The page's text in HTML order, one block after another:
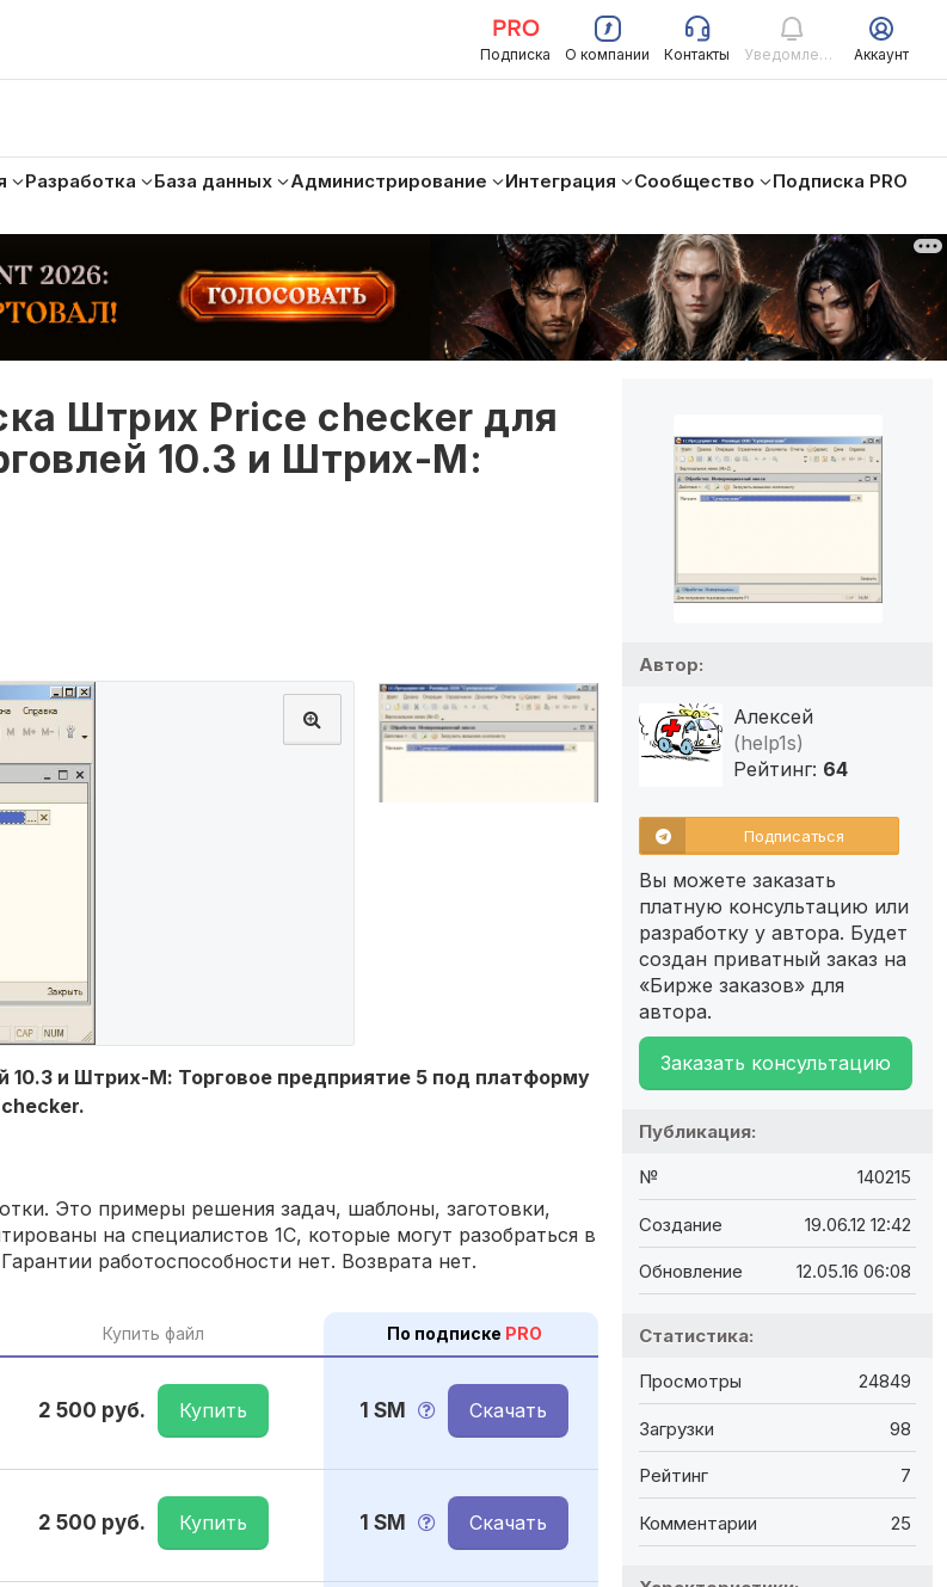
Подписка О компании Контакты Уведомления Аккаунт
Разработка База данных Администрирование Интеграция Сообщество
Подписка PRO
Штрих Price checker для
10.3 и Штрих-М:
10.3 и Штрих-М: Торговое предприятие 5 под платформу
Это примеры решения задач, шаблоны, заготовки,
на специалистов 1С, которые могут разобраться в
работоспособности нет. Возврата нет.
Купить файл По подписке PRO
2 500 руб. Купить 1 SM Скачать
2 500 руб. Купить 1 SM Скачать
Автор:
Алексей
(help1s)
Рейтинг: 64
Подписаться
Вы можете заказать
платную консультацию или
разработку у автора. Будет
создан приватный заказ на
«Бирже заказов» для
автора.
Заказать консультацию
Публикация:
№ 140215
Создание 19.06.12 12:42
Обновление 12.05.16 06:08
Статистика:
Просмотры 24849
Загрузки 98
Рейтинг 7
Комментарии 25